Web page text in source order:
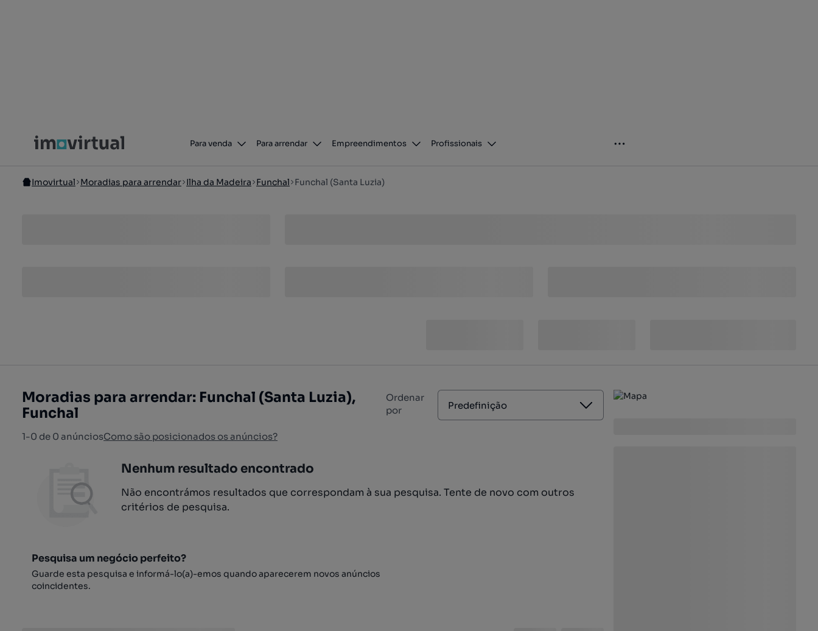
Para venda Para arrendar Empreendimentos Profissionais
Imovirtual Moradias para arrendar Ilha da Madeira Funchal Funchal (Santa Luzia)
Moradias para arrendar: Funchal (Santa Luzia),
Funchal
1-0 de 0 anúnciosComo são posicionados os anúncios?
Ordenar
por
Predefinição
Nenhum resultado encontrado
Não encontrámos resultados que correspondam à sua pesquisa. Tente de novo com outros
critérios de pesquisa.
Pesquisa um negócio perfeito?
Guarde esta pesquisa e informá-lo(a)-emos quando aparecerem novos anúncios
coincidentes.